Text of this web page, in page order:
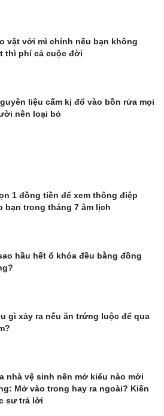
vặt với mì chính nếu bạn không
thì phí cả cuộc đời
liệu cấm kị đổ vào bồn rửa mọi
nên loại bỏ
1 đồng tiền để xem thông điệp
bạn trong tháng 7 âm lịch
hầu hết ổ khóa đều bằng đồng
gì xảy ra nếu ăn trứng luộc để qua
nhà vệ sinh nên mở kiểu nào mới
Mở vào trong hay ra ngoài? Kiến
sư trả lời